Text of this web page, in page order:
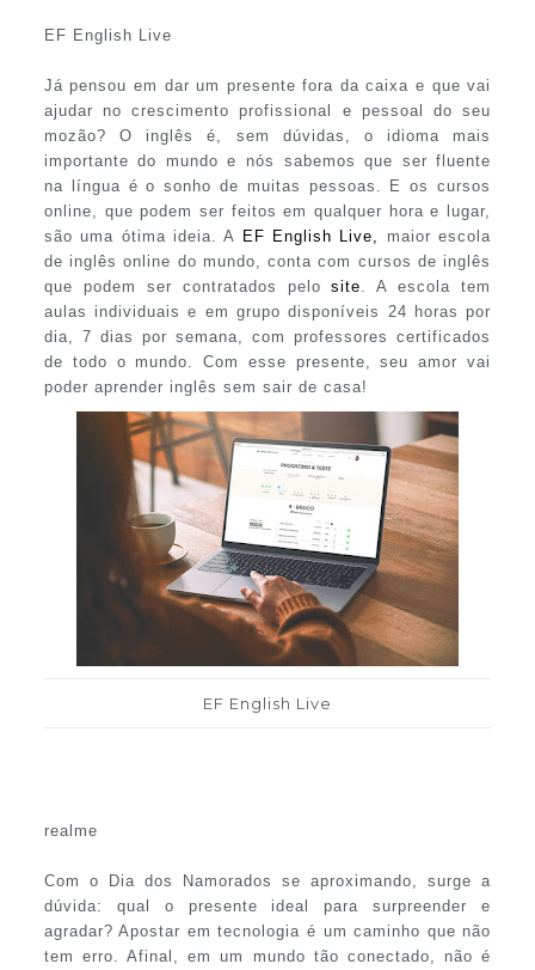
EF English Live
Já pensou em dar um presente fora da caixa e que vai
ajudar no crescimento profissional e pessoal do seu
mozão? O inglês é, sem dúvidas, o idioma mais
importante do mundo e nós sabemos que ser fluente
na língua é o sonho de muitas pessoas. E os cursos
online, que podem ser feitos em qualquer hora e lugar,
são uma ótima ideia. A EF English Live,
maior escola
de inglês online do mundo, conta com cursos de inglês
que podem ser contratados pelosite . A escola tem
aulas individuais e em grupo disponíveis 24 horas por
dia, 7 dias por semana, com professores certificados
de todo o mundo. Com esse presente, seu amor vai
poder aprender inglês sem sair de casa!
EF English Live
realme
Com o Dia dos Namorados se aproximando, surge a
dúvida: qual o presente ideal para surpreender e
agradar? Apostar em tecnologia é um caminho que não
tem erro. Afinal, em um mundo tão conectado, não é